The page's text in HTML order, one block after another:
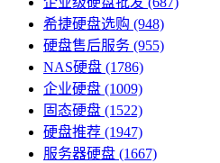
希捷硬盘选购 (948)
硬盘售后服务 (955)
NAS硬盘 (1786)
企业硬盘 (1009)
固态硬盘 (1522)
硬盘推荐 (1947)
服务器硬盘 (1667)